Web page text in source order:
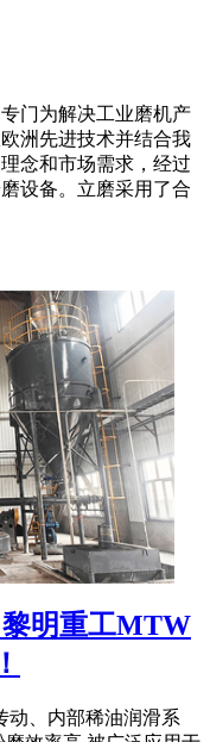
门为解决工业磨机产
洲先进技术并结合我
念和市场需求，经过
设备。立磨采用了合
黎明重工MTW
动、内部稀油润滑系